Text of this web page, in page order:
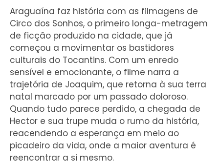
Araguaína faz história com as filmagens de
Circo dos Sonhos, o primeiro longa-metragem
de ficção produzido na cidade, que já
começou a movimentar os bastidores
culturais do Tocantins. Com um enredo
sensível e emocionante, o filme narra a
trajetória de Joaquim, que retorna à sua terra
natal marcado por um passado doloroso.
Quando tudo parece perdido, a chegada de
Hector e sua trupe muda o rumo da história,
reacendendo a esperança em meio ao
picadeiro da vida, onde a maior aventura é
reencontrar a si mesmo.